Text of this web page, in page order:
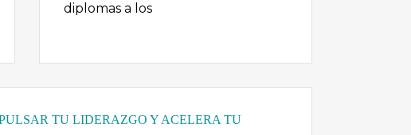
diplomas a los
TU LIDERAZGO Y ACELERA TU